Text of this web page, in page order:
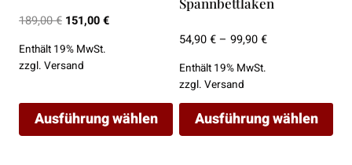
189,00€ Ursprünglicher
war:
189,00 €
151,00€Aktueller
Enthält 19% MwSt.
zzgl. Versand
Ausführung wählen
54,90€– 99,90€Preisspanne:
Enthält 19% MwSt.
zzgl. Versand
Ausführung wählen